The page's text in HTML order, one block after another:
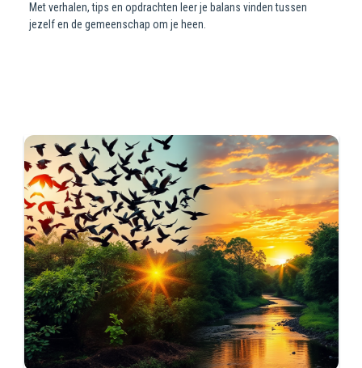
Met verhalen, tips en opdrachten leer je balans vinden tussen
jezelf en de gemeenschap om je heen.